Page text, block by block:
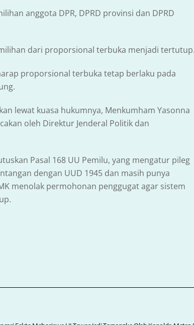
anggota DPR, DPRD provinsi dan DPRD
dari proporsional terbuka menjadi
proporsional terbuka tetap berlaku pada
lewat kuasa hukumnya, Menkumham Yasonna
oleh Direktur Jenderal Politik dan
Pasal 168 UU Pemilu, yang mengatur pileg
dengan UUD 1945 dan masih punya
menolak permohonan penggugat agar sistem